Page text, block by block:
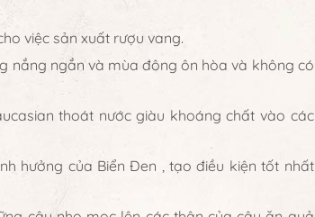
việc sản xuất rượu vang.
nắng ngắn và mùa đông ôn hòa và không có
thoát nước giàu khoáng chất vào các
hưởng của Biển Đen , tạo điều kiện tốt nhất